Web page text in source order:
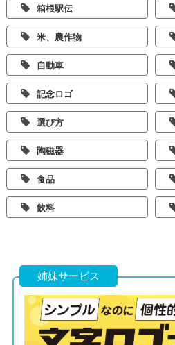
箱根駅伝
米、農作物
自動車
記念ロゴ
選び方
陶磁器
食品
飲料
姉妹サービス